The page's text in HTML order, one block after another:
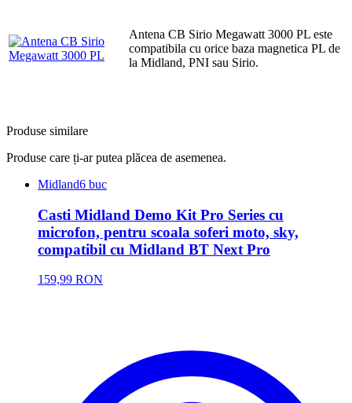
Antena CB Sirio Megawatt 3000 PL este
compatibila cu orice baza magnetica PL de
la Midland, PNI sau Sirio.
Produse similare
Produse care ți-ar putea plăcea de asemenea.
Midland6 buc
Casti Midland Demo Kit Pro Series cu
microfon, pentru scoala soferi moto, sky,
compatibil cu Midland BT Next Pro
159,99 RON